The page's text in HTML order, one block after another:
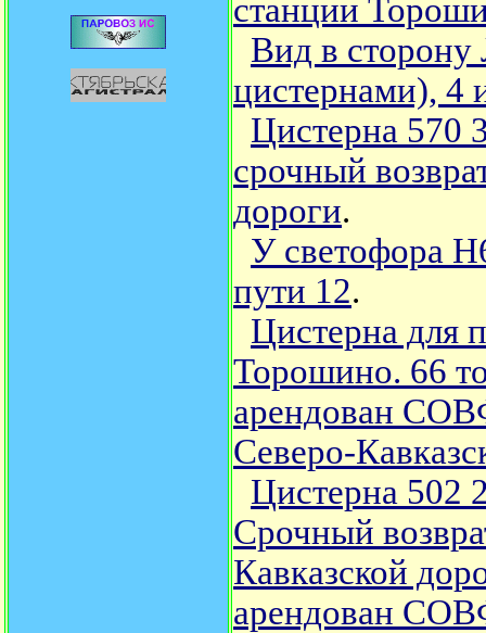
станции
Вид в
цистернами), 4
Цистерна 570
срочный
дороги.
У светофора
пути 12.
Цистерна для
Торошино. 66
арендован
Северо-
Цистерна 502
Срочный
Кавказской
арендован